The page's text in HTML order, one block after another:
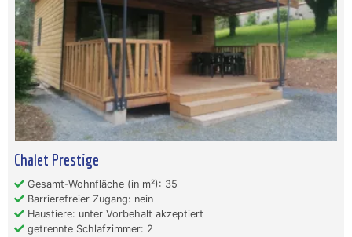
Chalet Prestige
Gesamt-Wohnfläche (in m²): 35
Barrierefreier Zugang: nein
Haustiere: unter Vorbehalt akzeptiert
getrennte Schlafzimmer: 2